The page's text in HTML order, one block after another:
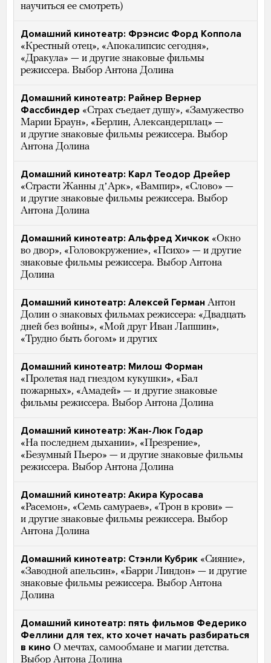
научиться ее смотреть)
Домашний кинотеатр: Фрэнсис Форд Коппола
«Крестный отец», «Апокалипсис сегодня»,
«Дракула» — и другие знаковые фильмы
режиссера. Выбор Антона Долина
Домашний кинотеатр: Райнер Вернер
Фассбиндер «Страх съедает душу», «Замужество
Марии Браун», «Берлин, Александерплац» —
и другие знаковые фильмы режиссера. Выбор
Антона Долина
Домашний кинотеатр: Карл Теодор Дрейер
«Страсти Жанны дʼАрк», «Вампир», «Слово» —
и другие знаковые фильмы режиссера. Выбор
Антона Долина
Домашний кинотеатр: Альфред Хичкок «Окно
во двор», «Головокружение», «Психо» — и другие
знаковые фильмы режиссера. Выбор Антона
Долина
Домашний кинотеатр: Алексей Герман Антон
Долин о знаковых фильмах режиссера: «Двадцать
дней без войны», «Мой друг Иван Лапшин»,
«Трудно быть богом» и других
Домашний кинотеатр: Милош Форман
«Пролетая над гнездом кукушки», «Бал
пожарных», «Амадей» — и другие знаковые
фильмы режиссера. Выбор Антона Долина
Домашний кинотеатр: Жан-Люк Годар
«На последнем дыхании», «Презрение»,
«Безумный Пьеро» — и другие знаковые фильмы
режиссера. Выбор Антона Долина
Домашний кинотеатр: Акира Куросава
«Расемон», «Семь самураев», «Трон в крови» —
и другие знаковые фильмы режиссера. Выбор
Антона Долина
Домашний кинотеатр: Стэнли Кубрик «Сияние»,
«Заводной апельсин», «Барри Линдон» — и другие
знаковые фильмы режиссера. Выбор Антона
Долина
Домашний кинотеатр: пять фильмов Федерико
Феллини для тех, кто хочет начать разбираться
в кино О мечтах, самообмане и магии детства.
Выбор Антона Долина